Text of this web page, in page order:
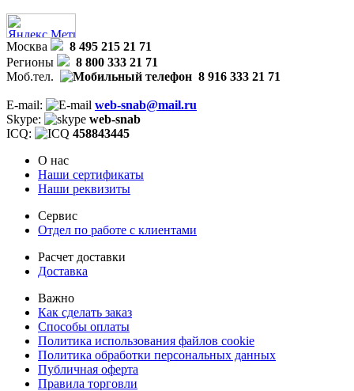
Москва
8 495 215 21 71
Регионы
8 800 333 21 71
Моб.тел.
8 916 333 21 71
E-mail:
web-snab@mail.ru
Skype:
web-snab
ICQ:
458843445
О нас
Наши сертификаты
Наши реквизиты
Сервис
Отдел по работе с клиентами
Расчет доставки
Доставка
Важно
Как сделать заказ
Способы оплаты
Политика использования файлов cookie
Политика обработки персональных данных
Публичная оферта
Правила торговли